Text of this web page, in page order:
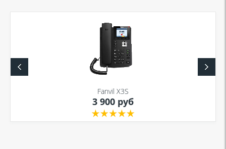
Я даю согласие на обработку моих персональных данных для связи
Политикой в отношении обработки персональных
Политикой конфиденциальности
Я даю согласие на обработку моих персональных данных для связи
Политикой в отношении обработки персональных
Fanvil X3S
3 900 руб